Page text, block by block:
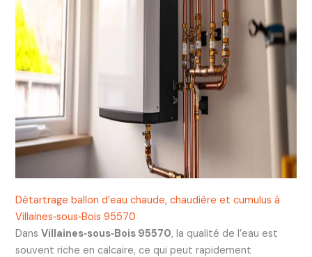
Détartrage ballon d’eau chaude, chaudière et cumulus à
Villaines‑sous‑Bois 95570
Dans Villaines‑sous‑Bois 95570, la qualité de l’eau est
souvent riche en calcaire, ce qui peut rapidement